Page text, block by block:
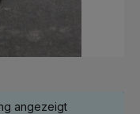
angezeigt